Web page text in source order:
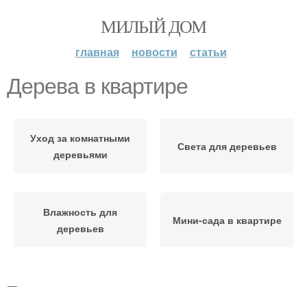
МИЛЫЙ ДОМ
главная новости статьи
Дерева в квартире
Уход за комнатными
деревьями
Света для деревьев
Влажность для
деревьев
Мини-сада в квартире